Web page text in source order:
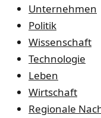
Unternehmen
Politik
Wissenschaft
Technologie
Leben
Wirtschaft
Regionale